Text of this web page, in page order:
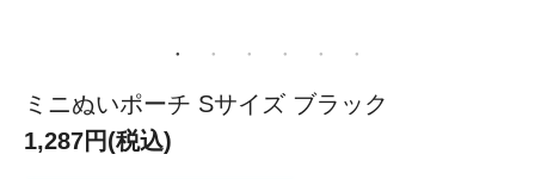
ミニぬいポーチ Sサイズ ブラック
1,287円(税込)